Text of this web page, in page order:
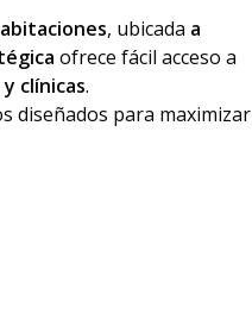
, ubicada a
ofrece fácil acceso a
clínicas.
diseñados para maximizar